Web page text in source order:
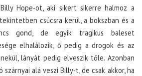
Hope-ot, aki sikert sikerre halmoz a
csúcsra kerül, a bokszban és a
gond, de egyik tragikus baleset
elhalálozik, ő pedig a drogok és az
lányát pedig elveszik tőle. Azonban
szárnyai alá veszi Billy-t, de csak akkor, ha